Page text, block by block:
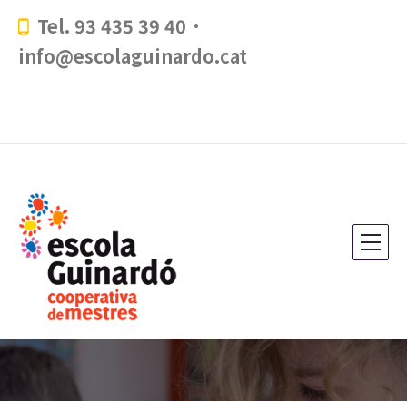
Tel. 93 435 39 40 ·
info@escolaguinardo.cat